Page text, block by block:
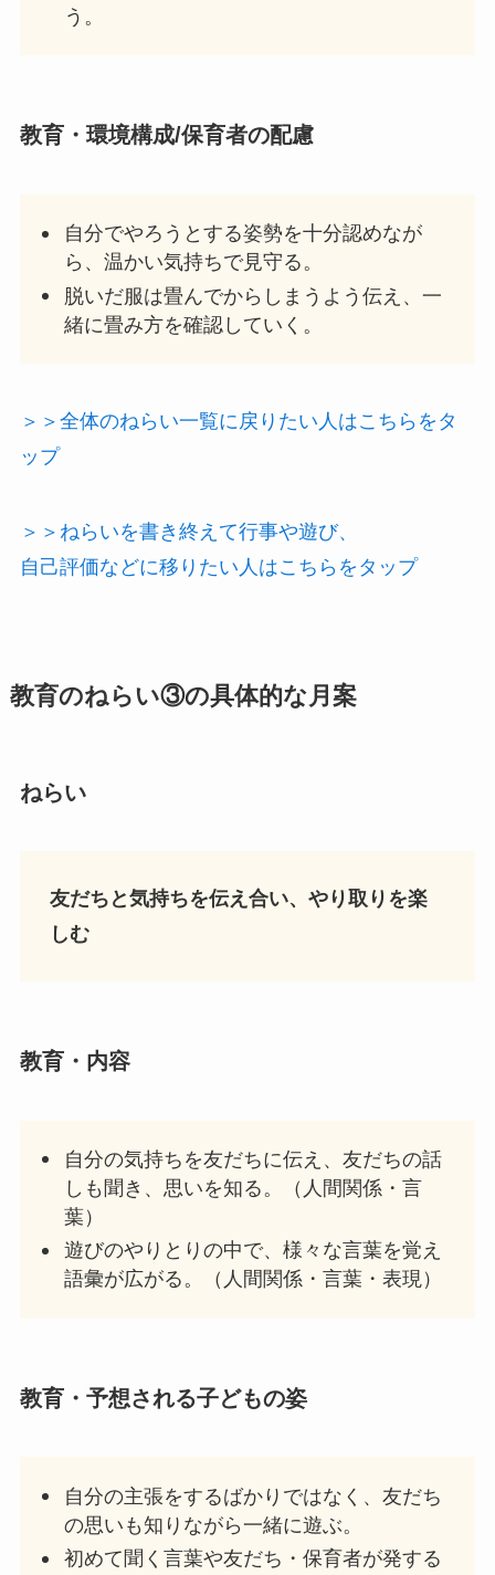
う。
教育・ 環境構成/保育者の配慮
自分でやろうとする姿勢を十分認めなが
ら、温かい気持ちで見守る。
脱いだ服は畳んでからしまうよう伝え、一
緒に畳み方を確認していく。
＞＞全体のねらい一覧に戻りたい人はこちらをタ
ップ
＞＞ねらいを書き終えて行事や遊び、
自己評価などに移りたい人はこちらをタップ
教育のねらい③の具体的な 月案
ねらい
友だちと気持ちを伝え合い、やり取りを楽
しむ
教育・内容
自分の気持ちを友だちに伝え、友だちの話
しも聞き、思いを知る。（人間関係・言
葉）
遊びのやりとりの中で、様々な言葉を覚え
語彙が広がる。（人間関係・言葉・表現）
教育・予想される子どもの姿
自分の主張をするばかりではなく、友だち
の思いも知りながら一緒に遊ぶ。
初めて聞く言葉や友だち・保育者が発する